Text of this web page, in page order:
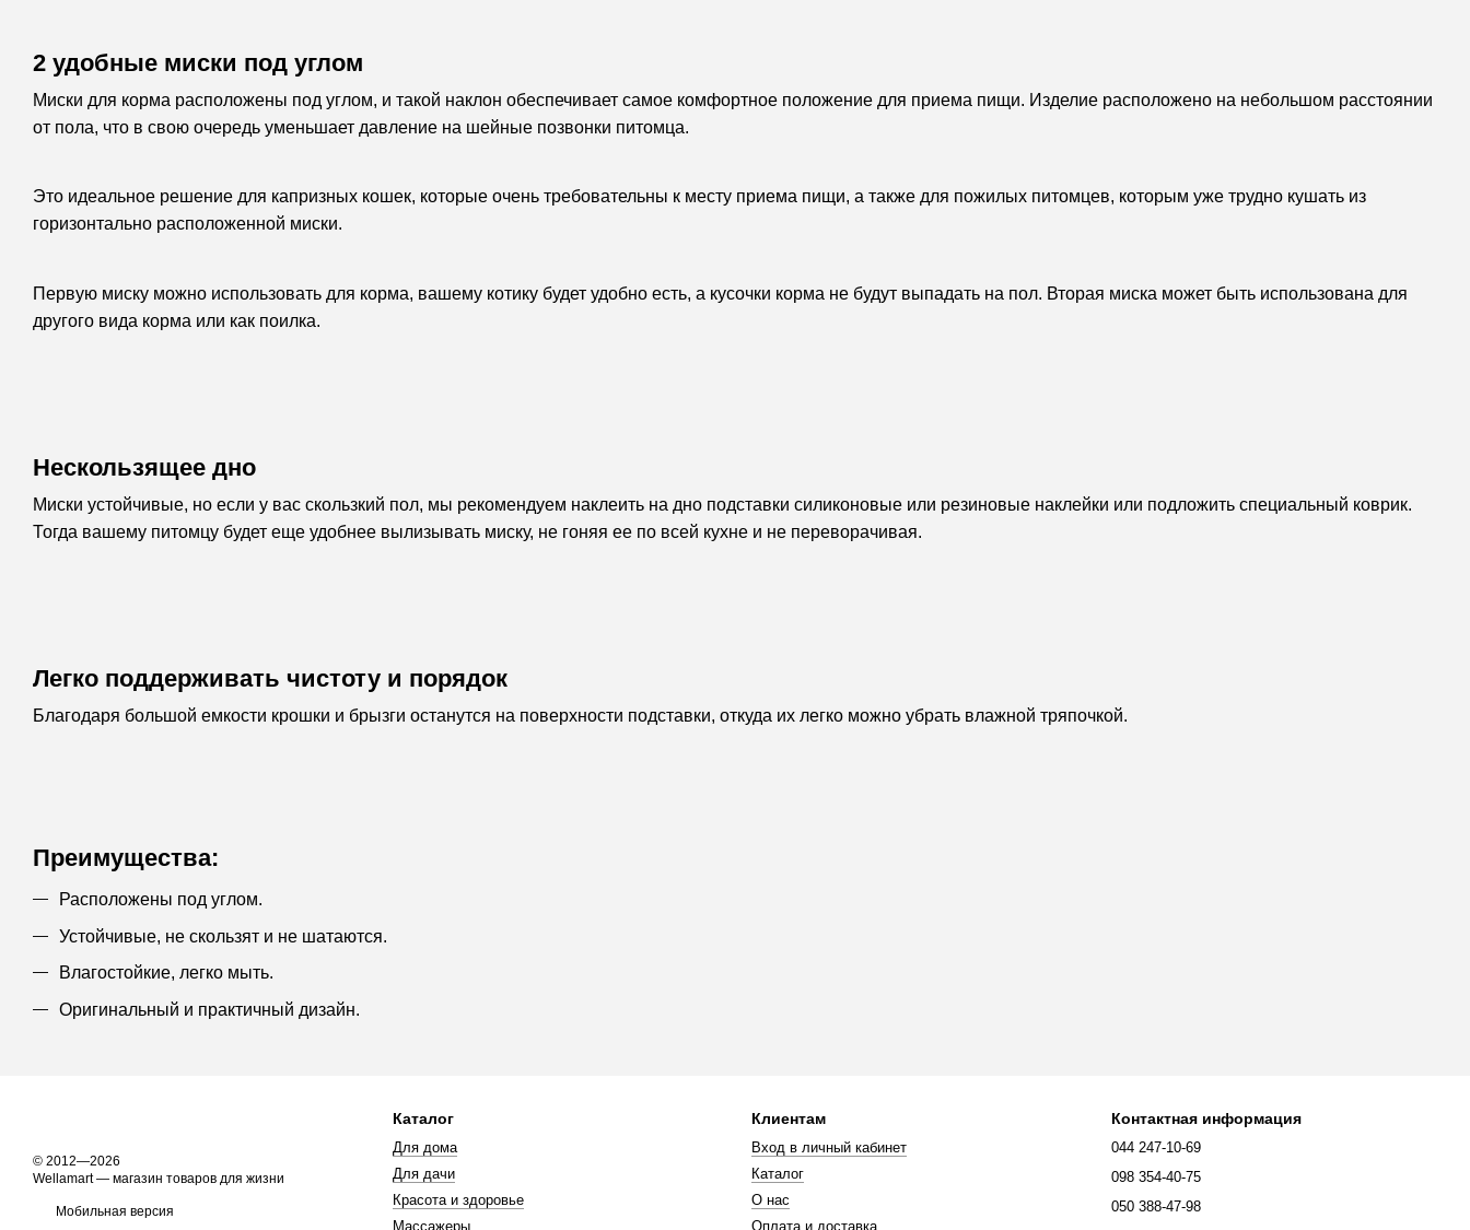
2 удобные миски под углом
Миски для корма расположены под углом, и такой наклон обеспечивает самое комфортное положение для приема пищи. Изделие расположено на небольшом расстоянии
от пола, что в свою очередь уменьшает давление на шейные позвонки питомца.
Это идеальное решение для капризных кошек, которые очень требовательны к месту приема пищи, а также для пожилых питомцев, которым уже трудно кушать из
горизонтально расположенной миски.
Первую миску можно использовать для корма, вашему котику будет удобно есть, а кусочки корма не будут выпадать на пол. Вторая миска может быть использована для
другого вида корма или как поилка.
Нескользящее дно
Миски устойчивые, но если у вас скользкий пол, мы рекомендуем наклеить на дно подставки силиконовые или резиновые наклейки или подложить специальный коврик.
Тогда вашему питомцу будет еще удобнее вылизывать миску, не гоняя ее по всей кухне и не переворачивая.
Легко поддерживать чистоту и порядок
Благодаря большой емкости крошки и брызги останутся на поверхности подставки, откуда их легко можно убрать влажной тряпочкой.
Преимущества:
Расположены под углом.
Устойчивые, не скользят и не шатаются.
Влагостойкие, легко мыть.
Оригинальный и практичный дизайн.
© 2012—2026
Wellamart — магазин товаров для жизни
Мобильная версия
Каталог
Для дома
Для дачи
Красота и здоровье
Массажеры
Клиентам
Вход в личный кабинет
Каталог
О нас
Оплата и доставка
Контактная информация
044 247-10-69
098 354-40-75
050 388-47-98